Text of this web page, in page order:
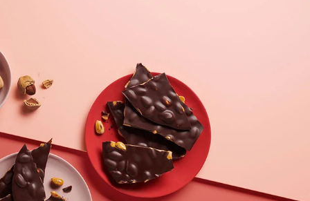
sous sa
classique
entière